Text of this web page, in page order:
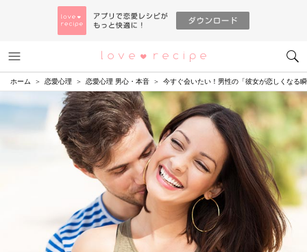
恋愛レシピ
ホーム 恋愛心理 恋愛心理 男心・本音 今すぐ会いたい！男性の「彼女が恋しくなる